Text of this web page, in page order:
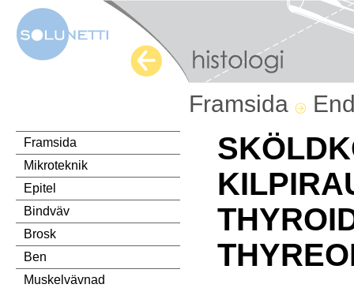
Framsida
Framsida
Mikroteknik
Epitel
Bindväv
Brosk
Ben
Muskelvävnad